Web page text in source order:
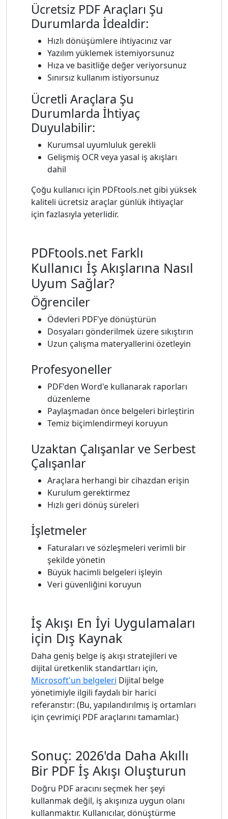
Ücretsiz PDF Araçları Şu
Durumlarda İdealdir:
Hızlı dönüşümlere ihtiyacınız var
Yazılım yüklemek istemiyorsunuz
Hıza ve basitliğe değer veriyorsunuz
Sınırsız kullanım istiyorsunuz
Ücretli Araçlara Şu
Durumlarda İhtiyaç
Duyulabilir:
Kurumsal uyumluluk gerekli
Gelişmiş OCR veya yasal iş akışları
dahil
Çoğu kullanıcı için PDFtools.net gibi yüksek
kaliteli ücretsiz araçlar günlük ihtiyaçlar
için fazlasıyla yeterlidir.
PDFtools.net Farklı
Kullanıcı İş Akışlarına Nasıl
Uyum Sağlar?
Öğrenciler
Ödevleri PDF'ye dönüştürün
Dosyaları gönderilmek üzere sıkıştırın
Uzun çalışma materyallerini özetleyin
Profesyoneller
PDF'den Word'e kullanarak raporları
düzenleme
Paylaşmadan önce belgeleri birleştirin
Temiz biçimlendirmeyi koruyun
Uzaktan Çalışanlar ve Serbest
Çalışanlar
Araçlara herhangi bir cihazdan erişin
Kurulum gerektirmez
Hızlı geri dönüş süreleri
İşletmeler
Faturaları ve sözleşmeleri verimli bir
şekilde yönetin
Büyük hacimli belgeleri işleyin
Veri güvenliğini koruyun
İş Akışı En İyi Uygulamaları
için Dış Kaynak
Daha geniş belge iş akışı stratejileri ve
dijital üretkenlik standartları için,
Microsoft'un belgeleri Dijital belge
yönetimiyle ilgili faydalı bir harici
referanstır: (Bu, yapılandırılmış iş ortamları
için çevrimiçi PDF araçlarını tamamlar.)
Sonuç: 2026'da Daha Akıllı
Bir PDF İş Akışı Oluşturun
Doğru PDF aracını seçmek her şeyi
kullanmak değil, iş akışınıza uygun olanı
kullanmaktır. Kullanıcılar, dönüştürme